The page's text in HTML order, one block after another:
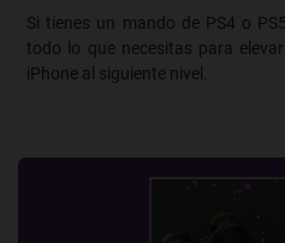
Si tienes un mando de PS4 o
todo lo que necesitas para
iPhone al siguiente nivel.